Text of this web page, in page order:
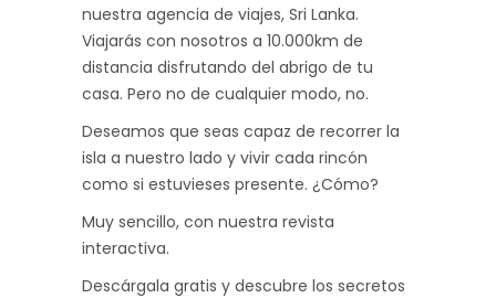
nuestra agencia de viajes, Sri Lanka.
Viajarás con nosotros a 10.000km de
distancia disfrutando del abrigo de tu
casa. Pero no de cualquier modo, no.
Deseamos que seas capaz de recorrer la
isla a nuestro lado y vivir cada rincón
como si estuvieses presente. ¿Cómo?
Muy sencillo, con nuestra revista
interactiva.
Descárgala gratis y descubre los secretos